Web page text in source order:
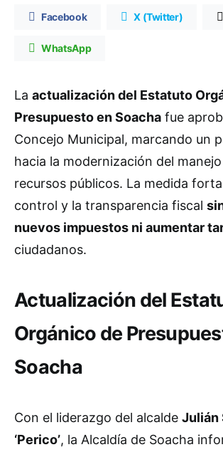
Facebook X (Twitter)
WhatsApp
La actualización del Estatuto
Presupuesto en Soacha fue
Concejo Municipal, marcando un
hacia la modernización del
recursos públicos. La medida
control y la transparencia fiscal
nuevos impuestos ni aumentar
ciudadanos.
Actualización del
Orgánico de
Soacha
Con el liderazgo del alcalde Julián
‘Perico’, la Alcaldía de Soacha